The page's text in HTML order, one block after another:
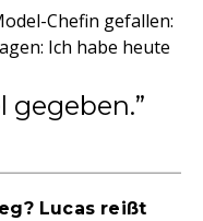
Chefin gefallen:
Ich habe heute
gegeben.
Lucas reißt